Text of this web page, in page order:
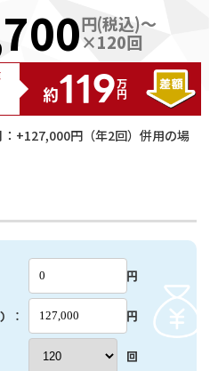
円(税込)～
×120回
約119万円
：+127,000円（年2回）併用の場
円
： 円
回